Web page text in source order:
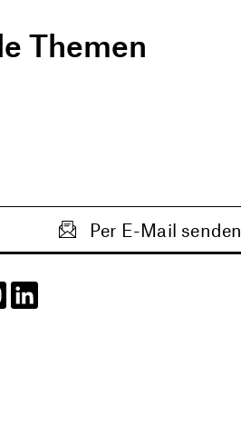
Themen
Per E-Mail senden